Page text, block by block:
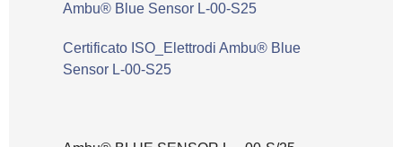
Ambu® Blue Sensor L-00-S25
Certificato ISO_Elettrodi Ambu® Blue
Sensor L-00-S25